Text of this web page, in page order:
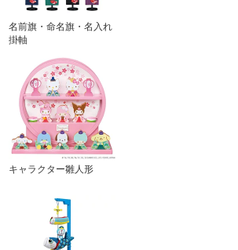
名前旗・命名旗・名入れ
掛軸
キャラクター雛人形